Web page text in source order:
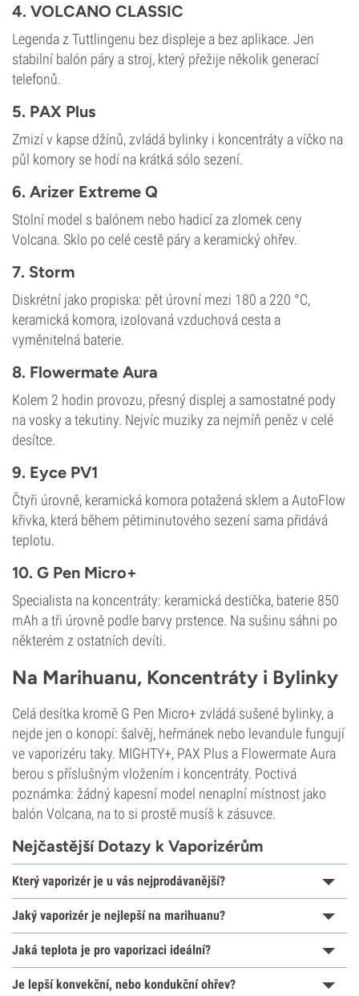
4. VOLCANO CLASSIC
Legenda z Tuttlingenu bez displeje a bez aplikace. Jen
stabilní balón páry a stroj, který přežije několik generací
telefonů.
5. PAX Plus
Zmizí v kapse džínů, zvládá bylinky i koncentráty a víčko na
půl komory se hodí na krátká sólo sezení.
6. Arizer Extreme Q
Stolní model s balónem nebo hadicí za zlomek ceny
Volcana. Sklo po celé cestě páry a keramický ohřev.
7. Storm
Diskrétní jako propiska: pět úrovní mezi 180 a 220 °C,
keramická komora, izolovaná vzduchová cesta a
vyměnitelná baterie.
8. Flowermate Aura
Kolem 2 hodin provozu, přesný displej a samostatné pody
na vosky a tekutiny. Nejvíc muziky za nejmíň peněz v celé
desítce.
9. Eyce PV1
Čtyři úrovně, keramická komora potažená sklem a AutoFlow
křivka, která během pětiminutového sezení sama přidává
teplotu.
10. G Pen Micro+
Specialista na koncentráty: keramická destička, baterie 850
mAh a tři úrovně podle barvy prstence. Na sušinu sáhni po
některém z ostatních devíti.
Na Marihuanu, Koncentráty i Bylinky
Celá desítka kromě G Pen Micro+ zvládá sušené bylinky, a
nejde jen o konopí: šalvěj, heřmánek nebo levandule fungují
ve vaporizéru taky. MIGHTY+, PAX Plus a Flowermate Aura
berou s příslušným vložením i koncentráty. Poctivá
poznámka: žádný kapesní model nenaplní místnost jako
balón Volcana, na to si prostě musíš k zásuvce.
Nejčastější Dotazy k Vaporizérům
Který vaporizér je u vás nejprodávanější?
Jaký vaporizér je nejlepší na marihuanu?
Jaká teplota je pro vaporizaci ideální?
Je lepší konvekční, nebo kondukční ohřev?